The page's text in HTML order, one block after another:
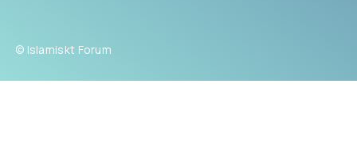
© Islamiskt Forum